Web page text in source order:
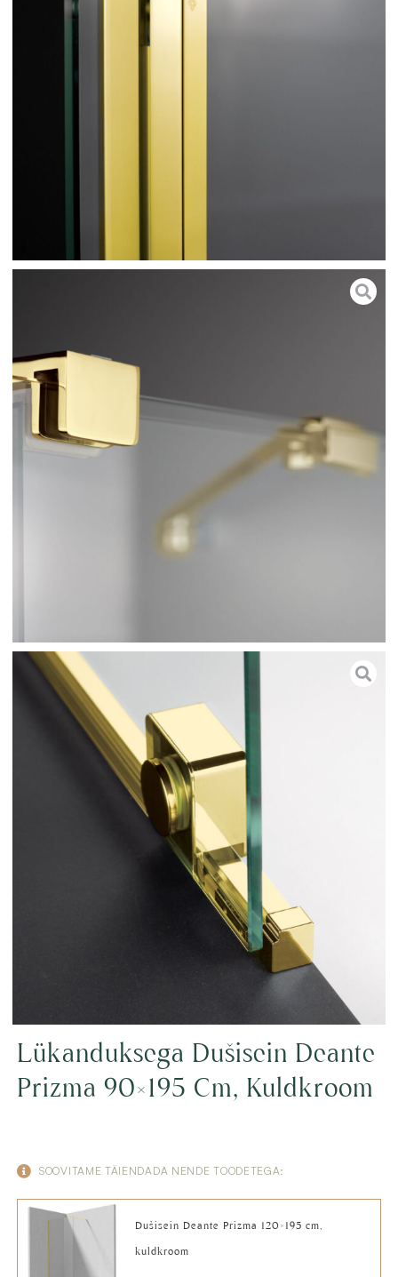
Lükanduksega Dušisein Deante
Prizma 90×195 Cm, Kuldkroom
SOOVITAME TÄIENDADA NENDE TOODETEGA:
Dušisein Deante Prizma 120×195 cm,
kuldkroom